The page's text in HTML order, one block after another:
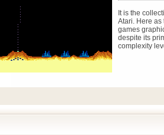
It is the
Atari. Here as
games
despite its
complexity